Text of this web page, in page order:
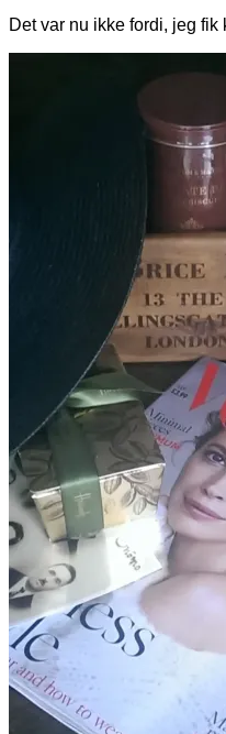
Det var nu ikke fordi, jeg